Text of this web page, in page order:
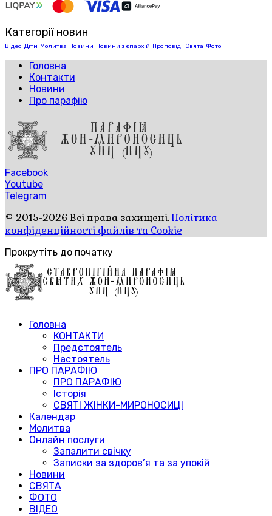
Категорії новин
Відео Діти Молитва Новини Новини з єпархій Проповіді Свята Фото
Головна
Контакти
Новини
Про парафію
Facebook
Youtube
Telegram
© 2015-2026 Всі права захищені.Політика
конфіденційності файлів та Cookie
Прокрутіть до початку
Головна
КОНТАКТИ
Предстоятель
Настоятель
ПРО ПАРАФІЮ
ПРО ПАРАФІЮ
Історія
СВЯТІ ЖІНКИ-МИРОНОСИЦІ
Календар
Молитва
Онлайн послуги
Запалити свічку
Записки за здоров’я та за упокій
Новини
СВЯТА
ФОТО
ВІДЕО